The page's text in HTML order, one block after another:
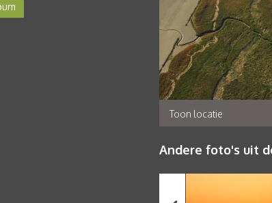
Toon locatie
Andere foto's uit